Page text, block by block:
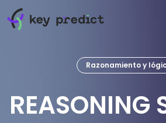
Razonamiento y
REASONING